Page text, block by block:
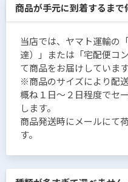
商品が手元に到着するまで
当店では、ヤマト運輸の
達）」または「宅配便コ
て商品をお届けしています
※商品のサイズにより配
概ね１日〜２日程度でセ
します。
商品発送時にメールにて
す。